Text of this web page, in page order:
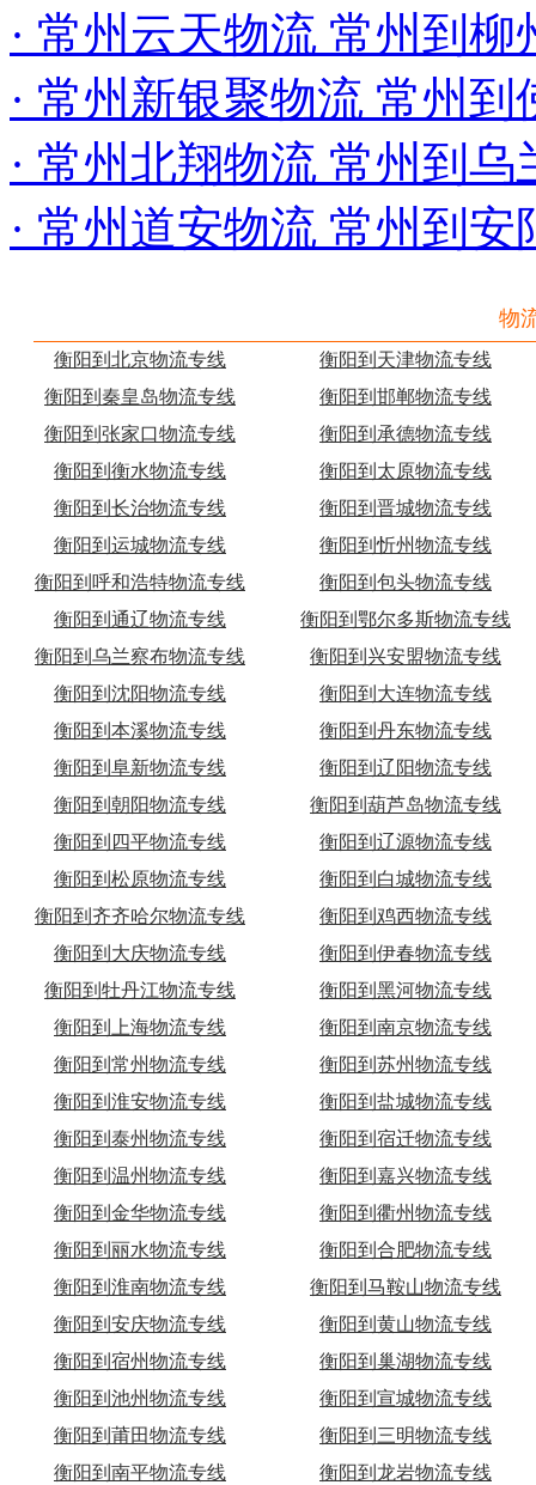
· 常州云天物流 常州到柳
· 常州新银聚物流 常州
· 常州北翔物流 常州到
· 常州道安物流 常州到安
物
衡阳到北京物流专线
衡阳到天津物流专线
衡阳到秦皇岛物流专线
衡阳到邯郸物流专线
衡阳到张家口物流专线
衡阳到承德物流专线
衡阳到衡水物流专线
衡阳到太原物流专线
衡阳到长治物流专线
衡阳到晋城物流专线
衡阳到运城物流专线
衡阳到忻州物流专线
衡阳到呼和浩特物流专线
衡阳到包头物流专线
衡阳到通辽物流专线
衡阳到鄂尔多斯物流专线
衡阳到乌兰察布物流专线
衡阳到兴安盟物流专线
衡阳到沈阳物流专线
衡阳到大连物流专线
衡阳到本溪物流专线
衡阳到丹东物流专线
衡阳到阜新物流专线
衡阳到辽阳物流专线
衡阳到朝阳物流专线
衡阳到葫芦岛物流专线
衡阳到四平物流专线
衡阳到辽源物流专线
衡阳到松原物流专线
衡阳到白城物流专线
衡阳到齐齐哈尔物流专线
衡阳到鸡西物流专线
衡阳到大庆物流专线
衡阳到伊春物流专线
衡阳到牡丹江物流专线
衡阳到黑河物流专线
衡阳到上海物流专线
衡阳到南京物流专线
衡阳到常州物流专线
衡阳到苏州物流专线
衡阳到淮安物流专线
衡阳到盐城物流专线
衡阳到泰州物流专线
衡阳到宿迁物流专线
衡阳到温州物流专线
衡阳到嘉兴物流专线
衡阳到金华物流专线
衡阳到衢州物流专线
衡阳到丽水物流专线
衡阳到合肥物流专线
衡阳到淮南物流专线
衡阳到马鞍山物流专线
衡阳到安庆物流专线
衡阳到黄山物流专线
衡阳到宿州物流专线
衡阳到巢湖物流专线
衡阳到池州物流专线
衡阳到宣城物流专线
衡阳到莆田物流专线
衡阳到三明物流专线
衡阳到南平物流专线
衡阳到龙岩物流专线